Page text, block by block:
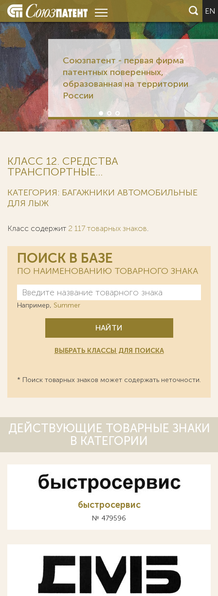
EN
Союзпатент - первая фирма
патентных поверенных,
образованная на территории
России
КЛАСС 12. СРЕДСТВА
ТРАНСПОРТНЫЕ...
КАТЕГОРИЯ: БАГАЖНИКИ АВТОМОБИЛЬНЫЕ
ДЛЯ ЛЫЖ
Класс содержит 2 117 товарных знаков.
ПОИСК В БАЗЕ
ПО НАИМЕНОВАНИЮ ТОВАРНОГО ЗНАКА
Например, Summer
НАЙТИ
ВЫБРАТЬ КЛАССЫ ДЛЯ ПОИСКА
* Поиск товарных знаков может содержать неточности.
ДЕЙСТВУЮЩИЕ ТОВАРНЫЕ ЗНАКИ
В КАТЕГОРИИ
быстросервис
№ 479596